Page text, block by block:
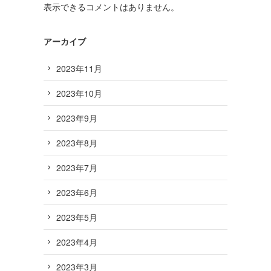
表示できるコメントはありません。
アーカイブ
2023年11月
2023年10月
2023年9月
2023年8月
2023年7月
2023年6月
2023年5月
2023年4月
2023年3月